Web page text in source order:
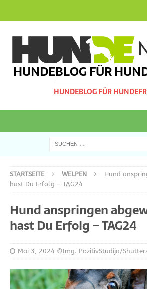
HUNDEBLOG FÜR
HUNDEBLOG FÜR
STARTSEITE WELPEN
Hund
hast Du Erfolg – TAG24
Hund anspringen
hast Du Erfolg – TAG24
Mai 3, 2024 ©Img. PozitivStudija/